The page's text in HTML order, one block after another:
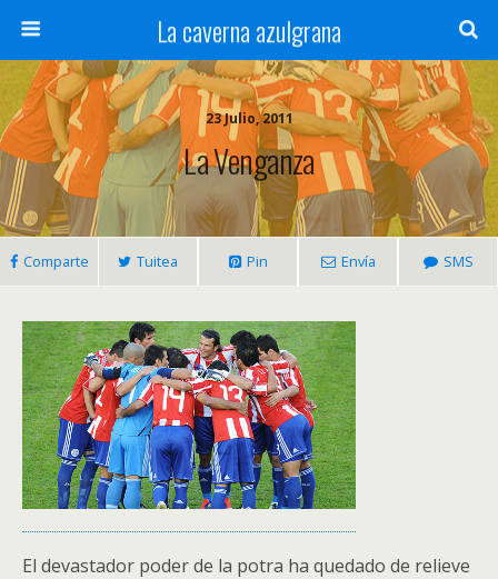
La caverna azulgrana
23 Julio, 2011
La Venganza
Comparte Tuitea Pin Envía SMS
El devastador poder de la potra ha quedado de relieve